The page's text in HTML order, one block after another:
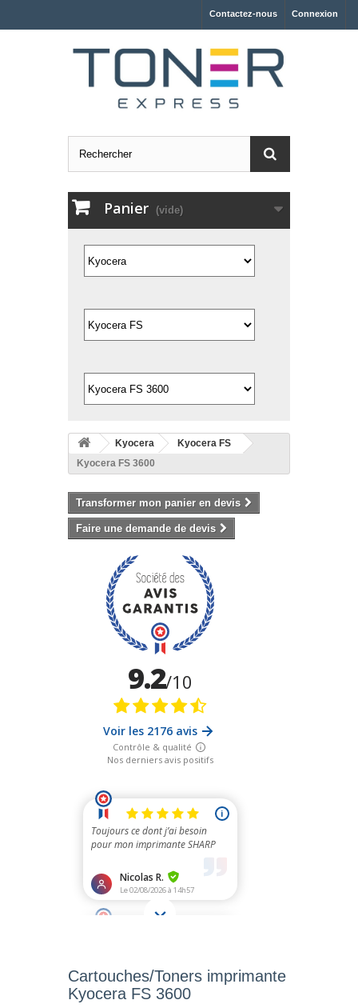
Connexion
Contactez-nous
Panier (vide)
Kyocera
Kyocera FS
Kyocera FS 3600
Transformer mon panier en devis
Faire une demande de devis
Cartouches/Toners imprimante
Kyocera FS 3600